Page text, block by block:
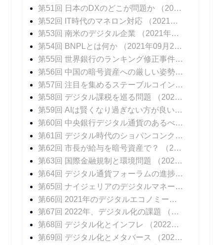
第51回 日本のDXのどこが問題か
（2021年09月08日 掲載）
第52回 IT時代のマネロン対応
（2021年09月15日 掲載）
第53回 南米のデジタル企業
（2021年09月22日 掲載）
第54回 BNPLとは何か
（2021年09月29日 掲載）
第55回 世界銀行のランキング修正事件
（2021年
第56回 中国の暗号資産への厳しい姿勢
（2021年
第57回 注目を集めるステーブルコイン
（2021年
第58回 デジタル課税を巡る問題
（2021年10月27日 掲載）
第59回 AIは賢くなり過ぎない方が良いのか？
第60回 中央銀行デジタル通貨のあるべき姿
第61回 デジタル時代のショパンコンクール
第62回 市長が給与を暗号資産で？
（2021年11月24日 掲載）
第63回 国際金融規制と環境問題
（2021年12月01日 掲載）
第64回 デジタル通貨フォーラムの進捗報告書
第65回 ナイジェリアのデジタルマネー
（2021年
第66回 2021年のデジタルエコノミーを振り返る
第67回 2022年、デジタル化の課題
（2022年01月12日 掲載）
第68回 デジタル化とインフレ
（2022年01月19日 掲載）
第69回 デジタル化とメタバース
（2022年01月26日 掲載）